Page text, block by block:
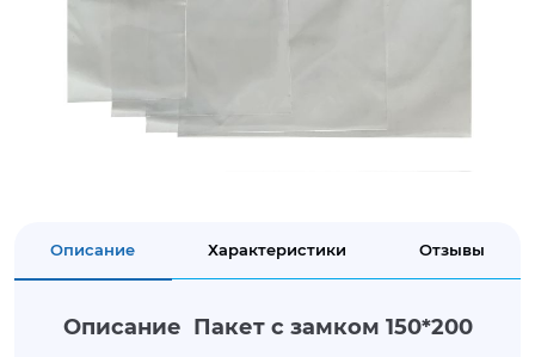
Описание Характеристики Отзывы
Описание Пакет с замком 150*200